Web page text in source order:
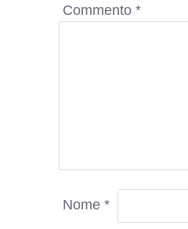
Commento *
Nome *